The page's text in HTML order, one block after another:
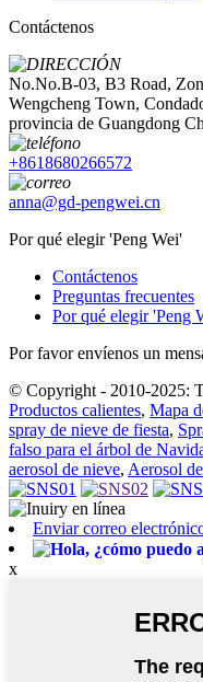
Contáctenos
No.No.B-03, B3 Road,
Wengcheng Town,
provincia de Guangdong
+8618680266572
anna@gd-pengwei.cn
Por qué elegir 'Peng Wei'
Contáctenos
Preguntas frecuentes
Por qué elegir 'Peng
Por favor envíenos un
© Copyright - 2010-2025:
Productos calientes, Mapa
spray de nieve de fiesta,
falso para el árbol de
aerosol de nieve, Aerosol
Enviar correo
x